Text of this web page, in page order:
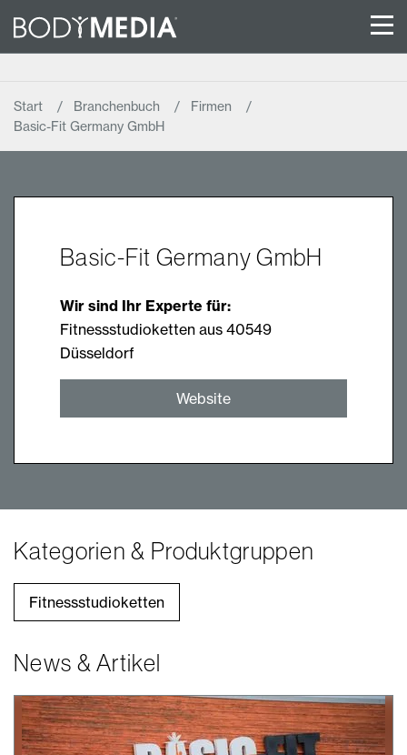
Start Branchenbuch
Firmen
Basic-Fit Germany GmbH
Basic-Fit Germany GmbH
Wir sind Ihr Experte für:
Fitnessstudioketten aus 40549
Düsseldorf
Website
Kategorien & Produktgruppen
Fitnessstudioketten
News & Artikel